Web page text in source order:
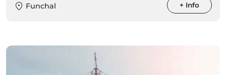
Funchal
+ Info